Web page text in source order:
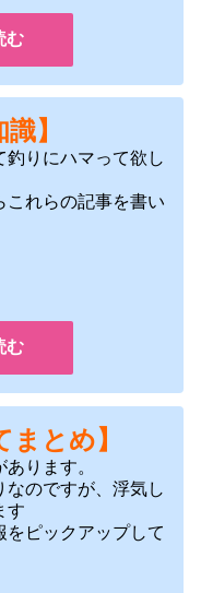
む
】
りにハマって欲し
これらの記事を書い
む
まとめ】
ります。
のですが、浮気し
す
をピックアップして